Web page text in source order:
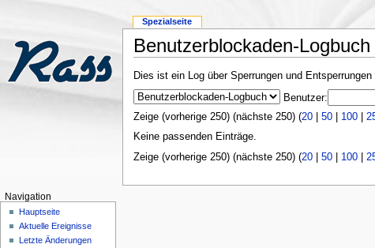
Benutzerblockaden-Logbuch
Dies ist ein Log über Sperrungen und
Benutzer:
Zeige (vorherige 250) (nächste 250) (20| 50| 100|
Keine passenden Einträge.
Zeige (vorherige 250) (nächste 250) (20| 50| 100|
Spezialseite
Navigation
Hauptseite
Aktuelle Ereignisse
Letzte Änderungen